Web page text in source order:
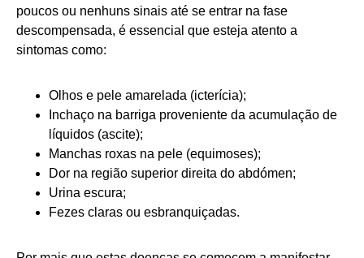
poucos ou nenhuns sinais até se entrar na fase
descompensada, é essencial que esteja atento a
sintomas como:
Olhos e pele amarelada (icterícia);
Inchaço na barriga proveniente da acumulação de
líquidos (ascite);
Manchas roxas na pele (equimoses);
Dor na região superior direita do abdómen;
Urina escura;
Fezes claras ou esbranquiçadas.